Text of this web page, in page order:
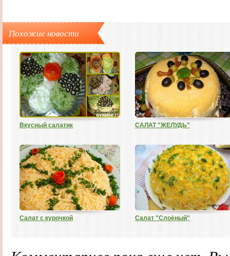
Похожие новости
Вкусный салатик САЛАТ "ЖЕЛУДЬ"
Салат с курочкой Салат "Слоёный"